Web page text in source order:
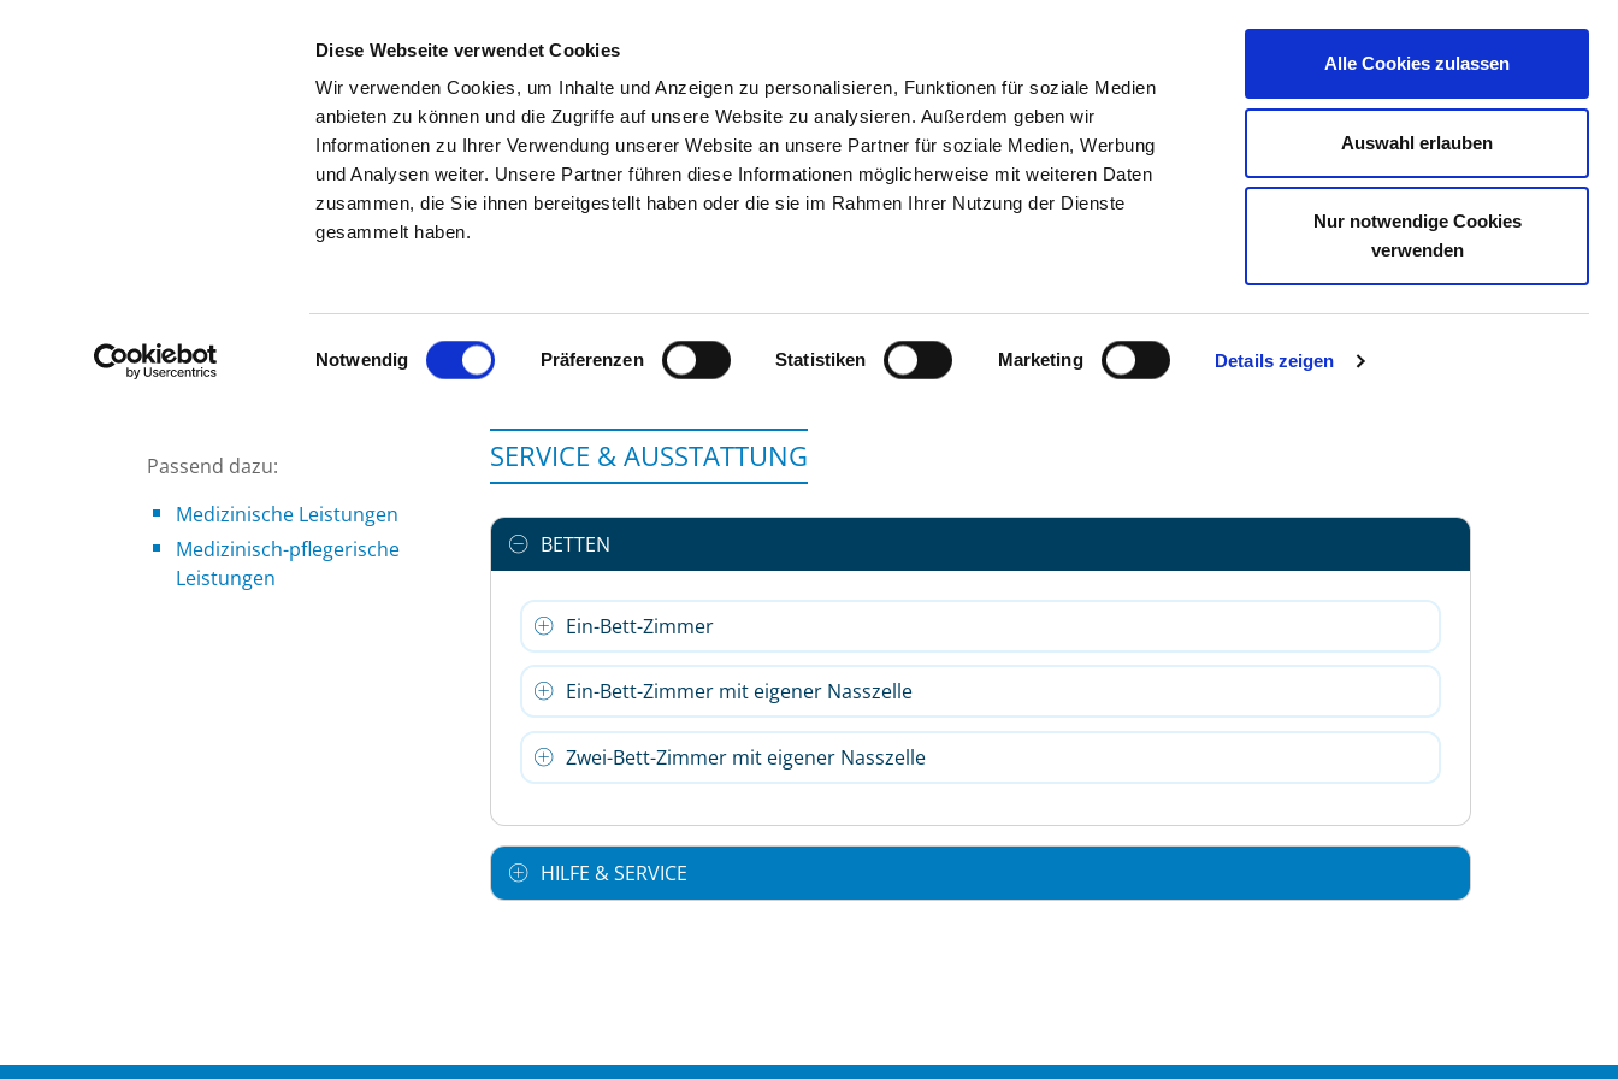
Diese Webseite verwendet Cookies
Wir verwenden Cookies, um Inhalte und Anzeigen zu personalisieren, Funktionen für soziale Medien
anbieten zu können und die Zugriffe auf unsere Website zu analysieren. Außerdem geben wir
Informationen zu Ihrer Verwendung unserer Website an unsere Partner für soziale Medien, Werbung
und Analysen weiter. Unsere Partner führen diese Informationen möglicherweise mit weiteren Daten
zusammen, die Sie ihnen bereitgestellt haben oder die sie im Rahmen Ihrer Nutzung der Dienste
gesammelt haben.
Einwilligungsauswahl
Notwendig Präferenzen Statistiken Marketing Details zeigen
Alle Cookies zulassen
Auswahl erlauben
Nur notwendige Cookies
verwenden
SUCHEN TIPPS & HILFE DAS DKV STELLENBÖRSE KONTAKT IHRE MEINUNG
Zur Krankenhaus-Startseite
Passend dazu:
Medizinische Leistungen
Medizinisch-pflegerische
Leistungen
SERVICE & AUSSTATTUNG
BETTEN
Ein-Bett-Zimmer
Ein-Bett-Zimmer mit eigener Nasszelle
Zwei-Bett-Zimmer mit eigener Nasszelle
HILFE & SERVICE